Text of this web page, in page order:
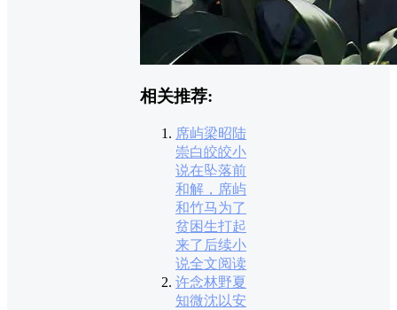
相关推荐:
席屿梁昭陆
崇白皎皎小
说在坠落前
和解，席屿
和竹马为了
贫困生打起
来了后续小
说全文阅读
许念林野夏
知微沈以安